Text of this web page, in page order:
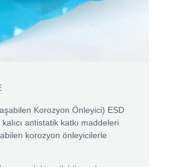
Korozyon Önleyici) ESD
antistatik katkı maddeleri
korozyon önleyicilerle